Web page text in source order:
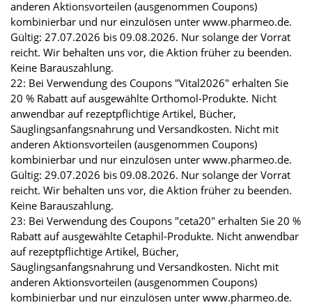
anderen Aktionsvorteilen (ausgenommen Coupons)
kombinierbar und nur einzulösen unter www.pharmeo.de.
Gültig: 27.07.2026 bis 09.08.2026. Nur solange der Vorrat
reicht. Wir behalten uns vor, die Aktion früher zu beenden.
Keine Barauszahlung.
22: Bei Verwendung des Coupons "Vital2026" erhalten Sie
20 % Rabatt auf ausgewählte Orthomol-Produkte. Nicht
anwendbar auf rezeptpflichtige Artikel, Bücher,
Säuglingsanfangsnahrung und Versandkosten. Nicht mit
anderen Aktionsvorteilen (ausgenommen Coupons)
kombinierbar und nur einzulösen unter www.pharmeo.de.
Gültig: 29.07.2026 bis 09.08.2026. Nur solange der Vorrat
reicht. Wir behalten uns vor, die Aktion früher zu beenden.
Keine Barauszahlung.
23: Bei Verwendung des Coupons "ceta20" erhalten Sie 20 %
Rabatt auf ausgewählte Cetaphil-Produkte. Nicht anwendbar
auf rezeptpflichtige Artikel, Bücher,
Säuglingsanfangsnahrung und Versandkosten. Nicht mit
anderen Aktionsvorteilen (ausgenommen Coupons)
kombinierbar und nur einzulösen unter www.pharmeo.de.